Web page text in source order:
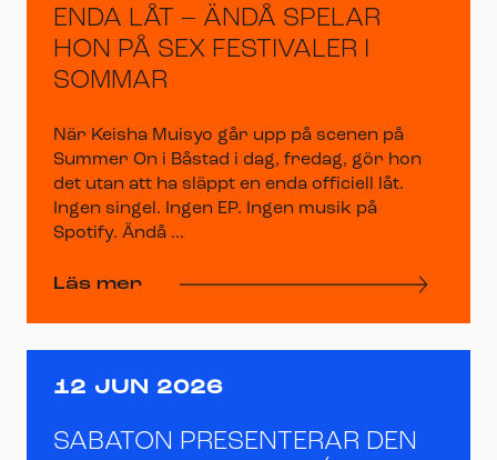
ENDA LÅT – ÄNDÅ SPELAR
HON PÅ SEX FESTIVALER I
SOMMAR
När Keisha Muisyo går upp på scenen på
Summer On i Båstad i dag, fredag, gör hon
det utan att ha släppt en enda officiell låt.
Ingen singel. Ingen EP. Ingen musik på
Spotify. Ändå ...
Läs mer
12 JUN 2026
SABATON PRESENTERAR DEN